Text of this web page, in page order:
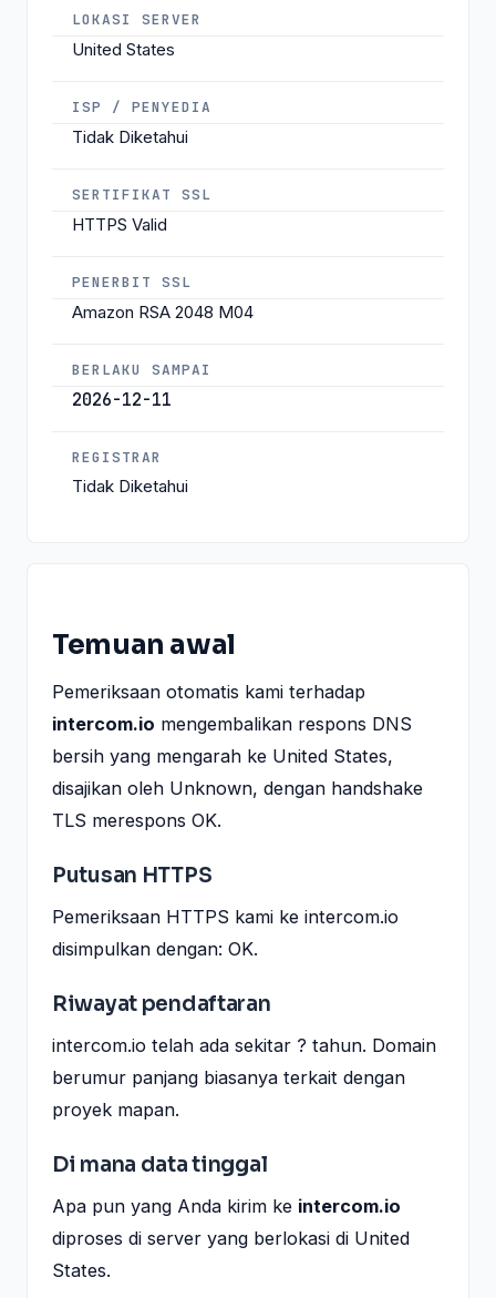
LOKASI SERVER
United States
ISP / PENYEDIA
Tidak Diketahui
SERTIFIKAT SSL
HTTPS Valid
PENERBIT SSL
Amazon RSA 2048 M04
BERLAKU SAMPAI
2026-12-11
REGISTRAR
Tidak Diketahui
Temuan awal
Pemeriksaan otomatis kami terhadap
intercom.io mengembalikan respons DNS
bersih yang mengarah ke United States,
disajikan oleh Unknown, dengan handshake
TLS merespons OK.
Putusan HTTPS
Pemeriksaan HTTPS kami ke intercom.io
disimpulkan dengan: OK.
Riwayat pendaftaran
intercom.io telah ada sekitar ? tahun. Domain
berumur panjang biasanya terkait dengan
proyek mapan.
Di mana data tinggal
Apa pun yang Anda kirim ke intercom.io
diproses di server yang berlokasi di United
States.